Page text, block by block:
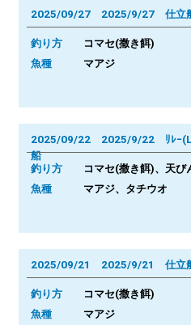
2025/09/27 2025/9/27 仕立
釣り方
コマセ(撒き餌)
魚種 マアジ
2025/09/22 2025/9/22 ﾘﾚｰ
船
釣り方
コマセ(撒き餌)、天び
魚種 マアジ、タチウオ
2025/09/21 2025/9/21 仕立
釣り方
コマセ(撒き餌)
魚種 マアジ